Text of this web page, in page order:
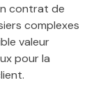
contrat de
complexes
valeur
pour la